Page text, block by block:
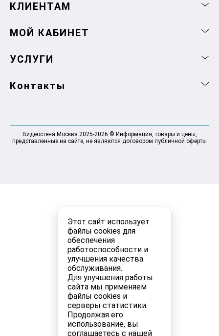
Этот сайт использует
файлы cookies для
обеспечения
работоспособности и
улучшения качества
обслуживания.
Для улучшения работы
сайта мы применяем
файлы cookies и
серверы статистики.
Продолжая его
использование, вы
соглашаетесь с нашей
КЛИЕНТАМ
МОЙ КАБИНЕТ
УСЛУГИ
Контакты
Видеостена Москва 2025-2026 © Информация, товары и цены,
представленные на сайте, не являются договором публичной оферты